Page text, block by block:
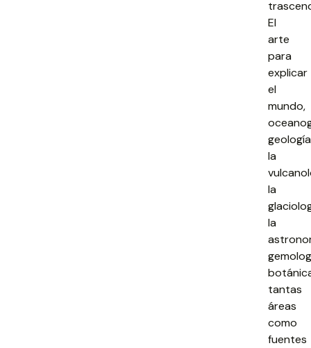
El
arte
para
explicar
el
mundo,
la
la
la
tantas
áreas
como
fuentes